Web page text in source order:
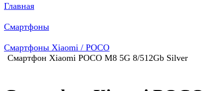
Главная
Смартфоны
Смартфоны Xiaomi / POCO
Смартфон Xiaomi POCO M8 5G 8/512Gb Silver